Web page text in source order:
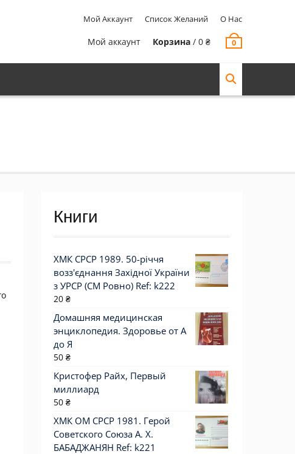
Мой Аккаунт Список Желаний О Нас
Мой аккаунт Корзина / 0 ₴ 0
Книги
ХМК СРСР 1989. 50-річчя
возз'єднання Західної України
з УРСР (СМ Ровно) Ref: k222
20 ₴
Домашняя медицинская
энциклопедия. Здоровье от А
до Я
50 ₴
Кристофер Райх, Первый
миллиард
50 ₴
ХМК ОМ СРСР 1981. Герой
Советского Союза А. Х.
БАБАДЖАНЯН Ref: k221